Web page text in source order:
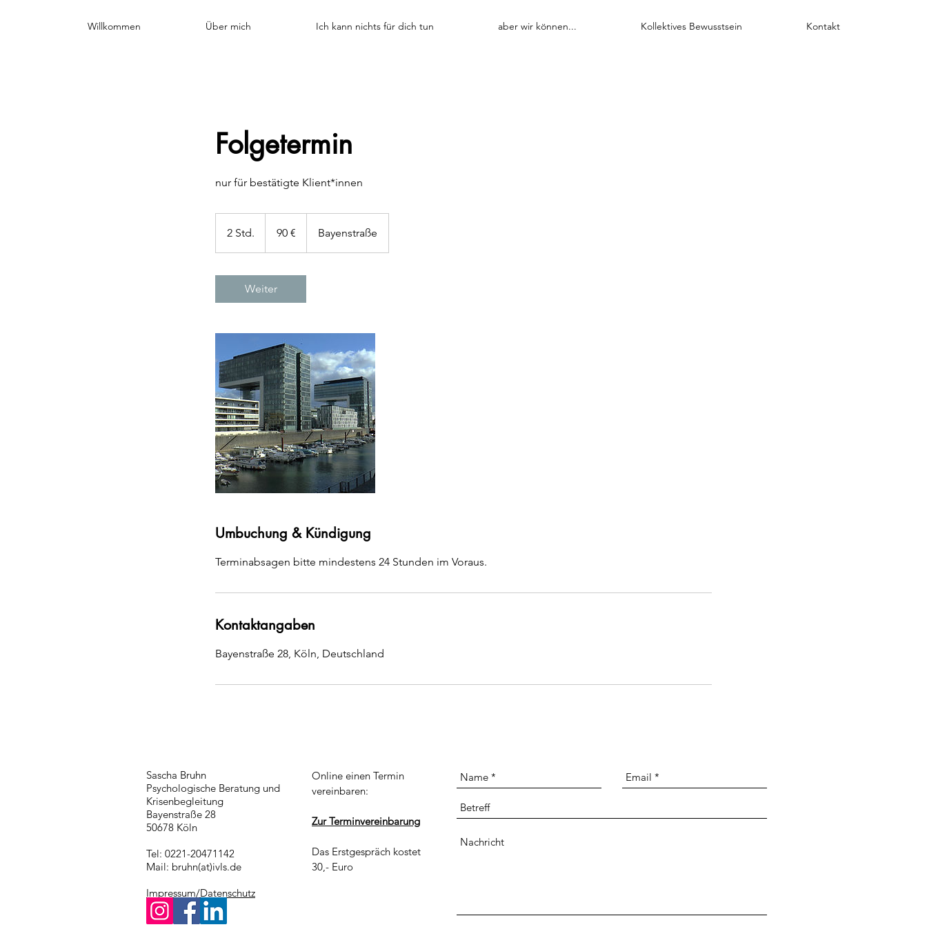
Willkommen Über mich Ich kann nichts für dich tun aber wir können... Kollektives Bewusstsein Kontakt
Folgetermin
nur für bestätigte Klient*innen
2 Std.
S
d
90 € Bayenstraße
Weiter
Umbuchung & Kündigung
Terminabsagen bitte mindestens 24 Stunden im Voraus.
Kontaktangaben
Bayenstraße 28, Köln, Deutschland
Sascha Bruhn
Psychologische Beratung und
Krisenbegleitung
Bayenstraße 28
50678 Köln
Tel: 0221-20471142
Mail: bruhn(at)ivls.de
Impressum/Datenschutz
Online einen Termin
vereinbaren:
Zur Terminvereinbarung
Das Erstgespräch kostet
30,- Euro